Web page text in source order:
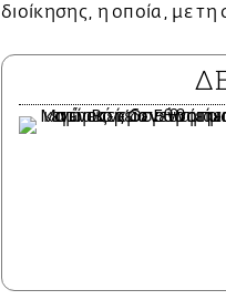
διοίκησης, η οποία, με τη